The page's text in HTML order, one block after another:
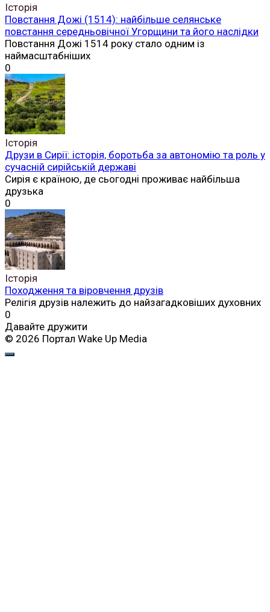
Історія
Повстання Дожі (1514): найбільше селянське
повстання середньовічної Угорщини та його наслідки
Повстання Дожі 1514 року стало одним із
наймасштабніших
0
Історія
Друзи в Сирії: історія, боротьба за автономію та роль у
сучасній сирійській державі
Сирія є країною, де сьогодні проживає найбільша
друзька
0
Історія
Походження та віровчення друзів
Релігія друзів належить до найзагадковіших духовних
0
Давайте дружити
© 2026 Портал Wake Up Media